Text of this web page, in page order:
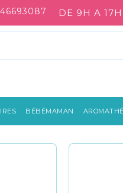
DE 9H A 17H
BÉBÉMAMAN